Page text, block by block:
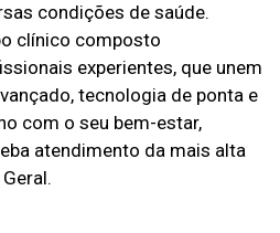
condições de saúde.
clínico composto
experientes, que unem
tecnologia de ponta e
com o seu bem-estar,
atendimento da mais alta